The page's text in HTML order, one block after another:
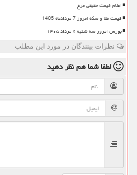
اعلام قیمت حقیقی مرغ
قیمت طلا و سکه امروز 7 مردادماه 1405
بورس امروز سه شنبه ۶ مرداد ۱۴۰۵
نظرات بینندگان در مورد این مطلب
لطفا شما همنظر دهید